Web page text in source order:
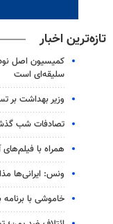
تازه‌ترین اخبار
کمیسیون اصل
سلیقه‌ای است
وزیر بهداشت بر تسریع در
تصادفات شب گذشته در
همراه با
ونس: ایرانی‌ها
خاموشی با برنامه